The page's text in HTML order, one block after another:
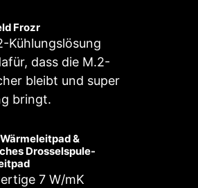
Frozr
Kühlungslösung
dass die M.2-
bleibt und super
bringt.
&
Drosselspule-
7 W/mK